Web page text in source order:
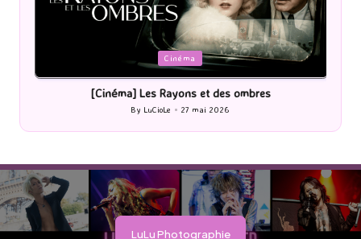
in
Cinéma
[Cinéma] Les Rayons et des ombres
Posted
by
By LuCioLe 27 mai 2026
LuLu Photographie